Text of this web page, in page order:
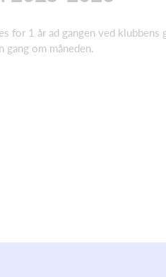
for 1 år ad gangen ved klubbens
gang om måneden.